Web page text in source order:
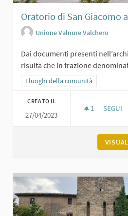
Oratorio di San Giacomo
Unione Valnure Valchero
Dai documenti presenti
risulta che in frazione
Filtra i risultati per categoria: I
I luoghi della comunità
CREATO IL
27/04/2023
1 1
SEGUI